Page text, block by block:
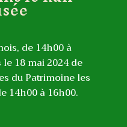
de 14h00 à
18 mai 2024 de
du Patrimoine les
14h00 à 16h00.